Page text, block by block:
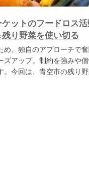
ットのフードロス
り野菜を使い切る
め、独自のアプローチで
ズアップ。制約を強みや
。今回は、青空市の残り